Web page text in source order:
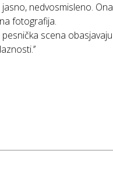
nedvosmisleno. Ona
fotografija.
scena obasjavaju